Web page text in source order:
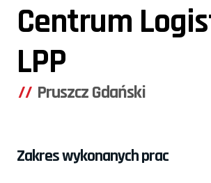
Centrum
LPP
Pruszcz Gdański
Zakres wykonanych prac